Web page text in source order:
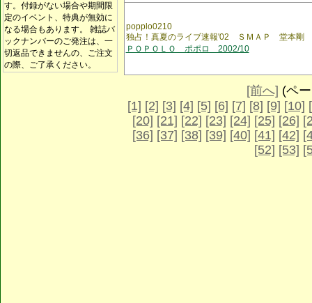
す。付録がない場合や期間限
定のイベント、特典が無効に
なる場合もあります。 雑誌バ
ックナンバーのご発注は、一
切返品できませんの、ご注文
の際、ご了承ください。
popplo0210
独占！真夏のライブ速報'02 ＳＭＡＰ 堂本剛
ＰＯＰＯＬＯ ポポロ 2002/10
[前へ] (ペ
[1] [2] [3] [4] [5] [6] [7] [8] [9] [10]
[20] [21] [22] [23] [24] [25] [26]
[36] [37] [38] [39] [40] [41] [42]
[52] [53]